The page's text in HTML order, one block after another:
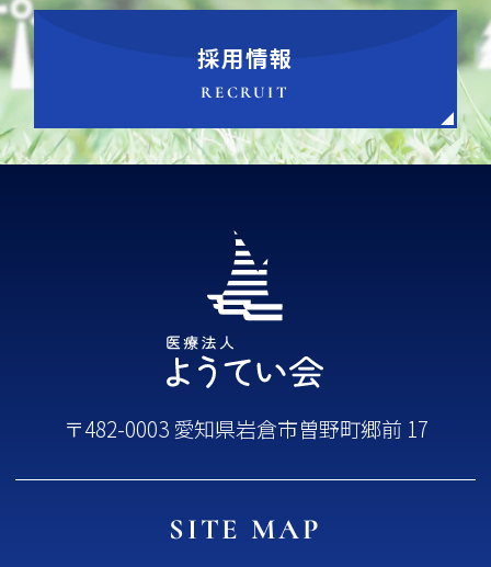
採用情報
RECRUIT
〒482-0003 愛知県岩倉市曽野町郷前 17
SITE MAP